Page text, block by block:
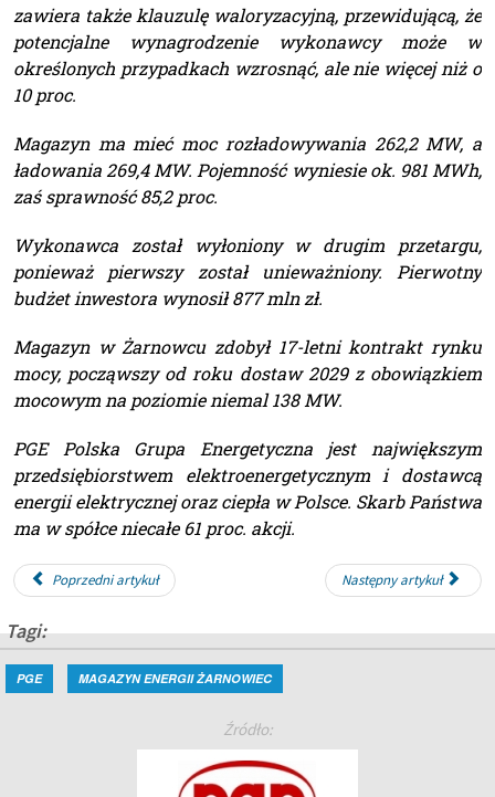
zawiera także klauzulę waloryzacyjną, przewidującą, że
potencjalne wynagrodzenie wykonawcy może w
określonych przypadkach wzrosnąć, ale nie więcej niż o
10 proc.
Magazyn ma mieć moc rozładowywania 262,2 MW, a
ładowania 269,4 MW. Pojemność wyniesie ok. 981 MWh,
zaś sprawność 85,2 proc.
Wykonawca został wyłoniony w drugim przetargu,
ponieważ pierwszy został unieważniony. Pierwotny
budżet inwestora wynosił 877 mln zł.
Magazyn w Żarnowcu zdobył 17-letni kontrakt rynku
mocy, począwszy od roku dostaw 2029 z obowiązkiem
mocowym na poziomie niemal 138 MW.
PGE Polska Grupa Energetyczna jest największym
przedsiębiorstwem elektroenergetycznym i dostawcą
energii elektrycznej oraz ciepła w Polsce. Skarb Państwa
ma w spółce niecałe 61 proc. akcji.
Poprzedni artykuł Następny artykuł
Tagi:
PGE MAGAZYN ENERGII ŻARNOWIEC
Źródło: